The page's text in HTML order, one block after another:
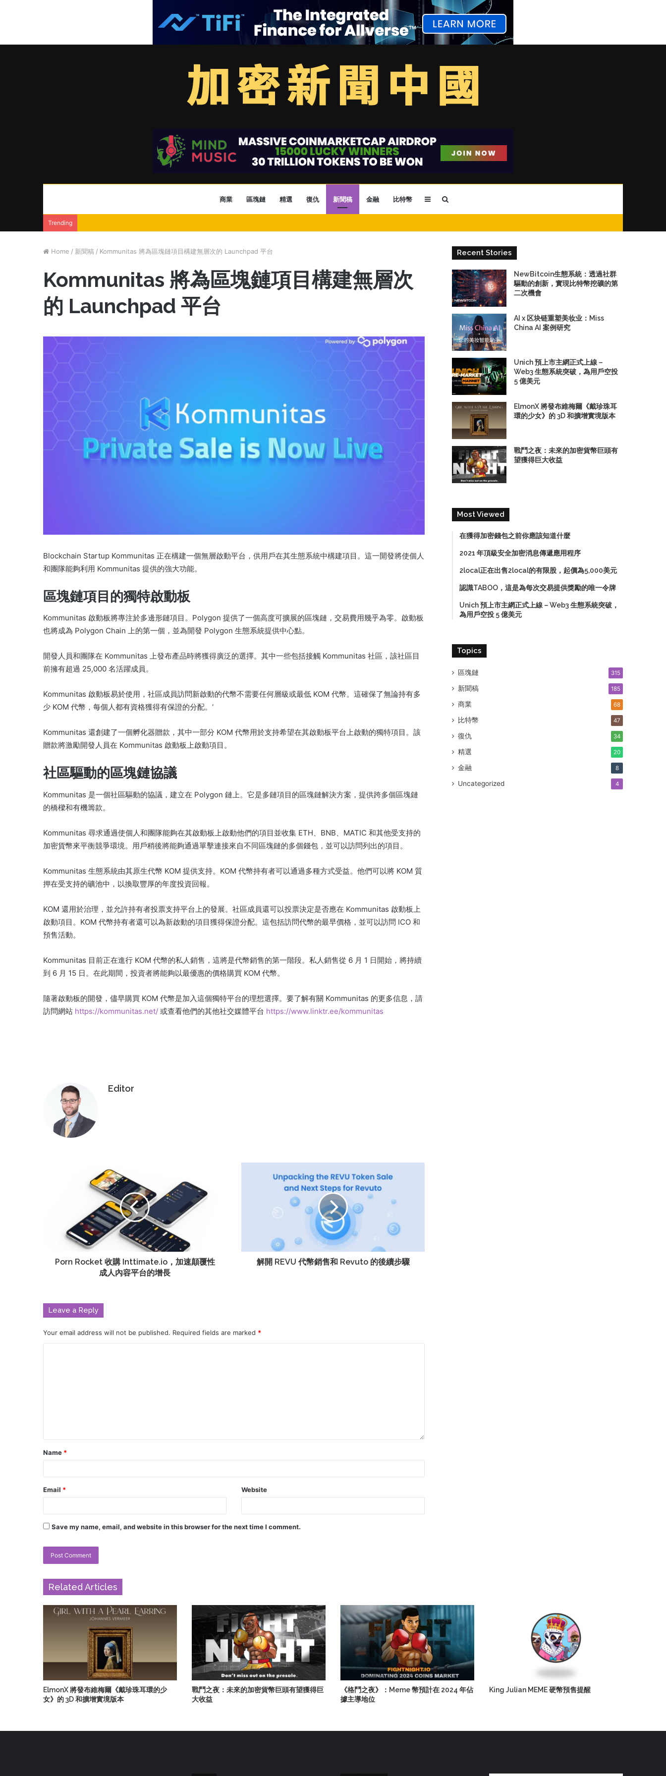
商業 區塊鏈 精選 復仇 新聞稿 金融 比特幣 Sidebar
Trending
Home / 新聞稿 / Kommunitas 將為區塊鏈項目構建無層次的 Launchpad 平台
Kommunitas 將為區塊鏈項目構建無層次
的 Launchpad 平台
Blockchain Startup Kommunitas 正在構建一個無層啟動平台，供用戶在其生態系統中構建項目。 這一開發將使個人
和團隊能夠利用 Kommunitas 提供的強大功能。
區塊鏈項目的獨特啟動板
Kommunitas 啟動板將專注於多邊形鏈項目。 Polygon 提供了一個高度可擴展的區塊鏈，交易費用幾乎為零。 啟動板
也將成為 Polygon Chain 上的第一個，並為開發 Polygon 生態系統提供中心點。
開發人員和團隊在 Kommunitas 上發布產品時將獲得廣泛的選擇。 其中一些包括接觸 Kommunitas 社區，該社區目
前擁有超過 25,000 名活躍成員。
Kommunitas 啟動板易於使用，社區成員訪問新啟動的代幣不需要任何層級或最低 KOM 代幣。 這確保了無論持有多
少 KOM 代幣，每個人都有資格獲得有保證的分配。 ‘
Kommunitas 還創建了一個孵化器贈款，其中一部分 KOM 代幣用於支持希望在其啟動板平台上啟動的獨特項目。 該
贈款將激勵開發人員在 Kommunitas 啟動板上啟動項目。
社區驅動的區塊鏈協議
Kommunitas 是一個社區驅動的協議，建立在 Polygon 鏈上。 它是多鏈項目的區塊鏈解決方案，提供跨多個區塊鏈
的橋樑和有機籌款。
Kommunitas 尋求通過使個人和團隊能夠在其啟動板上啟動他們的項目並收集 ETH、BNB、MATIC 和其他受支持的
加密貨幣來平衡競爭環境。
用戶稍後將能夠通過單擊連接來自不同區塊鏈的多個錢包，並可以訪問列出的項目。
Kommunitas 生態系統由其原生代幣 KOM 提供支持。 KOM 代幣持有者可以通過多種方式受益。 他們可以將 KOM 質
押在受支持的礦池中，以換取豐厚的年度投資回報。
KOM 還用於治理，並允許持有者投票支持平台上的發展。 社區成員還可以投票決定是否應在 Kommunitas 啟動板上
啟動項目。 KOM 代幣持有者還可以為新啟動的項目獲得保證分配。 這包括訪問代幣的最早價格，並可以訪問 ICO 和
預售活動。
Kommunitas 目前正在進行 KOM 代幣的私人銷售，這將是代幣銷售的第一階段。 私人銷售從 6 月 1 日開始，將持續
到 6 月 15 日。在此期間，投資者將能夠以最優惠的價格購買 KOM 代幣。
隨著啟動板的開發，儘早購買 KOM 代幣是加入這個獨特平台的理想選擇。 要了解有關 Kommunitas 的更多信息，請
訪問網站 https://kommunitas.net/ 或查看他們的其他社交媒體平台 https://www.linktr.ee/kommunitas
Editor
Porn Rocket 收購 Inttimate.io，加速顛覆性
成人內容平台的增長
解開 REVU 代幣銷售和 Revuto 的後續步驟
Leave a Reply
Your email address will not be published. Required fields are marked *
Name *
Email * Website
Save my name, email, and website in this browser for the next time I comment.
Recent Stories
NewBitcoin生態系統：透過社群
驅動的創新，實現比特幣挖礦的第
二次機會
AI x 区块链重塑美妆业：Miss
China AI 案例研究
Unich 預上市主網正式上線－
Web3 生態系統突破，為用戶空投
5 億美元
ElmonX 將發布維梅爾《戴珍珠耳
環的少女》的 3D 和擴增實境版本
戰鬥之夜：未來的加密貨幣巨頭有
望獲得巨大收益
Most Viewed
在獲得加密錢包之前你應該知道什麼
2021 年頂級安全加密消息傳遞應用程序
2local正在出售2local的有限股，起價為5,000美元
認識TABOO，這是為每次交易提供獎勵的唯一令牌
Unich 預上市主網正式上線－Web3 生態系統突破，
為用戶空投 5 億美元
Topics
區塊鏈 315
新聞稿 185
商業 68
比特幣 47
復仇 34
精選 20
金融 8
Uncategorized 4
Related Articles
ElmonX 將發布維梅爾《戴珍珠耳環的少
女》的 3D 和擴增實境版本
戰鬥之夜：未來的加密貨幣巨頭有望獲得巨
大收益
《格鬥之夜》：Meme 幣預計在 2024 年佔
據主導地位
King Julian MEME 硬幣預售提醒